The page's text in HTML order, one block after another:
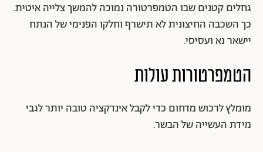
גחלים קטנים שבו הטמפרטורה נמוכה להמשך צלייה איטית.
כך השכבה החיצונית לא תישרף וחלקו הפנימי של הנתח
יישאר נא ועסיסי.
הטמפרטורות עולות
מומלץ לרכוש מדחום כדי לקבל אינדקציה טובה יותר לגבי
מידת העשייה של הבשר.